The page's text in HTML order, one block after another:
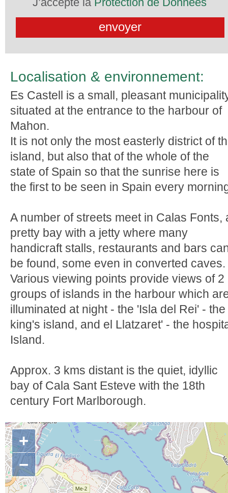
Localisation & environnement:
Es Castell is a small, pleasant
situated at the entrance to the harbour of
Mahon.
It is not only the most easterly district of
island, but also that of the whole of the
state of Spain so that the sunrise here is
the first to be seen in Spain every
A number of streets meet in Calas Fonts,
pretty bay with a jetty where many
handicraft stalls, restaurants and bars
be found, some even in converted caves.
Various viewing points provide views of 2
groups of islands in the harbour which
illuminated at night - the 'Isla del Rei' - the
king's island, and el Llatzaret' - the
Island.
Approx. 3 kms distant is the quiet, idyllic
bay of Cala Sant Esteve with the 18th
century Fort Marlborough.
+
−